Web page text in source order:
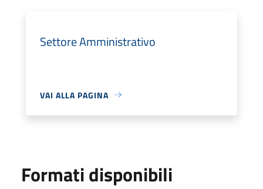
Settore Amministrativo
VAI ALLA PAGINA
Formati disponibili